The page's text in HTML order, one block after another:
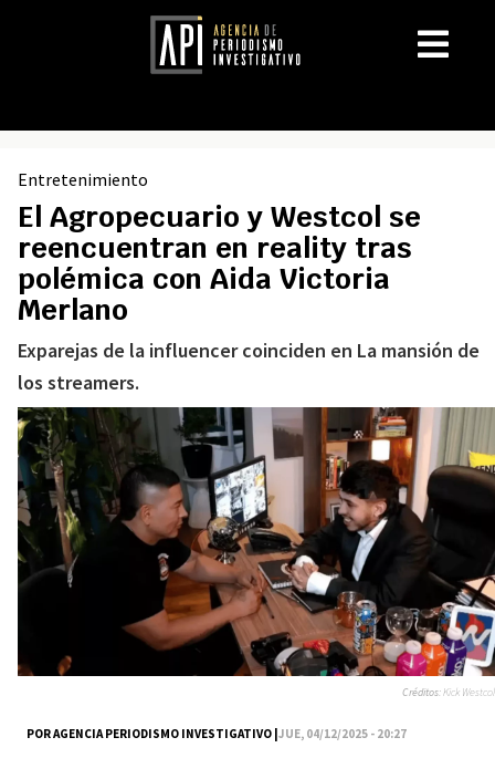
Entretenimiento
El Agropecuario y Westcol se
reencuentran en reality tras
polémica con Aida Victoria
Merlano
Exparejas de la influencer coinciden en La mansión de
los streamers.
POR AGENCIA PERIODISMO INVESTIGATIVO |JUE, 04/12/2025 - 20:27
Créditos:Kick Westcol